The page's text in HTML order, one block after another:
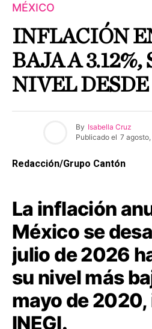
MÉXICO
INFLACIÓN
BAJA A 3.12%,
NIVEL
By Isabella Cruz
Publicado el 7
Redacción/Grupo Cantón
La inflación
México se
julio de 2026
su nivel más
mayo de
INEGI.